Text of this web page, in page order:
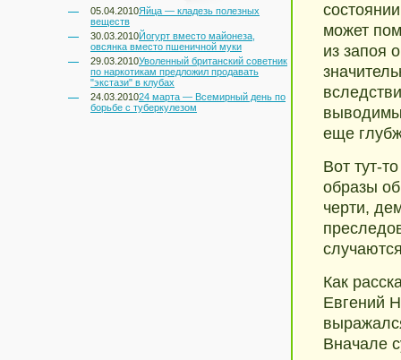
05.04.2010Яйца — кладезь полезных
веществ
30.03.2010Йогурт вместо майонеза,
овсянка вместо пшеничной муки
29.03.2010Уволенный британский советник
по наркотикам предложил продавать
"экстази" в клубах
24.03.201024 марта — Всемирный день по
борьбе с туберкулезом
может
из запоя
еще
Вот тут-
образы
черти,
Как
Евгений
Вначале